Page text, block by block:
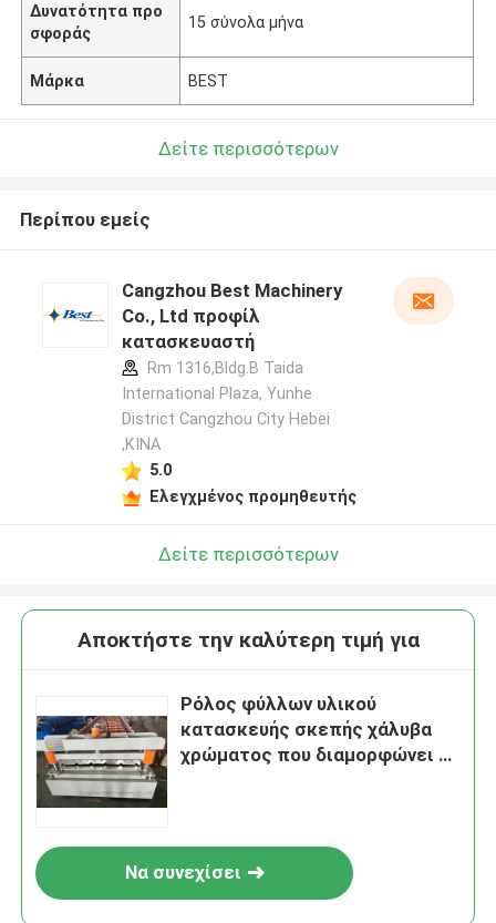
Δυνατότητα προ
σφοράς
15 σύνολα μήνα
Μάρκα BEST
Δείτε περισσότερων
Περίπου εμείς
Cangzhou Best Machinery
Co., Ltd προφίλ
κατασκευαστή
Rm 1316,Bldg.B Taida
International Plaza, Yunhe
District Cangzhou City Hebei
,ΚΙΝΑ
5.0
Ελεγχμένος προμηθευτής
Δείτε περισσότερων
Αποκτήστε την καλύτερη τιμή για
Ρόλος φύλλων υλικού
κατασκευής σκεπής χάλυβα
χρώματος που διαμορφώνει τη
Να συνεχίσει